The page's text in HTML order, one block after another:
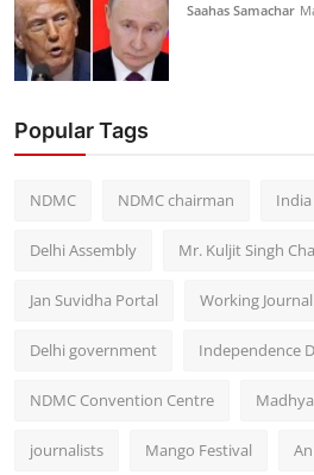
Saahas Samachar
Popular Tags
NDMC NDMC chairman India
Delhi Assembly Mr. Kuljit Singh
Jan Suvidha Portal Working
Delhi government Independence
NDMC Convention Centre
journalists Mango Festival